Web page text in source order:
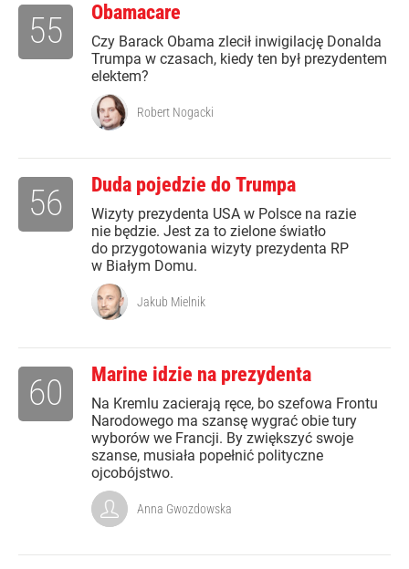
Obamacare
Czy Barack Obama zlecił inwigilację Donalda
Trumpa w czasach, kiedy ten był prezydentem
elektem?
55
Robert Nogacki
Duda pojedzie do Trumpa
Wizyty prezydenta USA w Polsce na razie
nie będzie. Jest za to zielone światło
do przygotowania wizyty prezydenta RP
w Białym Domu.
56
Jakub Mielnik
Marine idzie na prezydenta
Na Kremlu zacierają ręce, bo szefowa Frontu
Narodowego ma szansę wygrać obie tury
wyborów we Francji. By zwiększyć swoje
szanse, musiała popełnić polityczne
ojcobójstwo.
60
Anna Gwozdowska